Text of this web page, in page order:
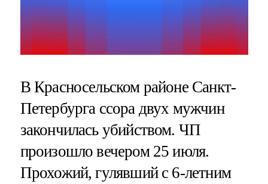
В Красносельском районе Санкт-
Петербурга ссора двух мужчин
закончилась убийством. ЧП
произошло вечером 25 июля.
Прохожий, гулявший с 6-летним